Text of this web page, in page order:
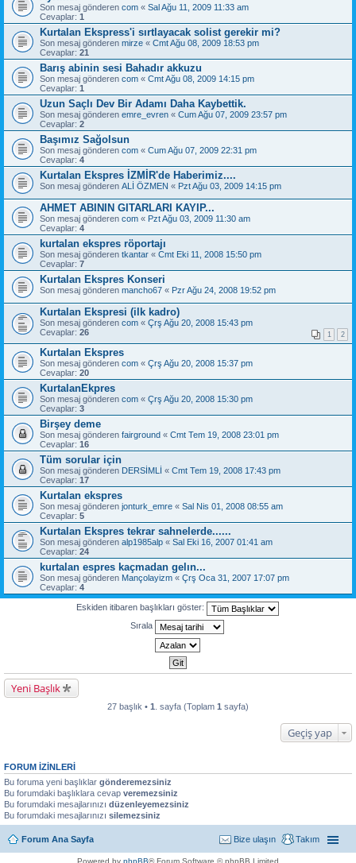
Son mesaj gönderen com « Sal Ağu 11, 2009 11:33 am
Cevaplar: 1
Kurtalan Ekspress'i sırtlayacak solist gerekir mi?
Son mesaj gönderen mirze « Cmt Ağu 08, 2009 18:53 pm
Cevaplar: 21
Barış abinin sesi Bahadır akkuzu
Son mesaj gönderen com « Cmt Ağu 08, 2009 14:15 pm
Cevaplar: 1
Uzun Saçlı Dev Bir Adamı Daha Kaybettik.
Son mesaj gönderen emre_evren « Cum Ağu 07, 2009 23:57 pm
Cevaplar: 2
Başımız Sağolsun
Son mesaj gönderen com « Cum Ağu 07, 2009 22:31 pm
Cevaplar: 4
Kurtalan Ekspres İZMİR'de Haberimiz....
Son mesaj gönderen ALİ ÖZMEN « Pzt Ağu 03, 2009 14:15 pm
AHMET ABININ GITARLARI KAYIP...
Son mesaj gönderen com « Pzt Ağu 03, 2009 11:30 am
Cevaplar: 4
kurtalan ekspres röportajı
Son mesaj gönderen tkantar « Cmt Eki 11, 2008 15:50 pm
Cevaplar: 7
Kurtalan Ekspres Konseri
Son mesaj gönderen mancho67 « Pzr Ağu 24, 2008 19:52 pm
Kurtalan Ekspresi (ilk kadro)
Son mesaj gönderen com « Çrş Ağu 20, 2008 15:43 pm
Cevaplar: 26 1 2
Kurtalan Ekspres
Son mesaj gönderen com « Çrş Ağu 20, 2008 15:37 pm
Cevaplar: 20
KurtalanEkpres
Son mesaj gönderen com « Çrş Ağu 20, 2008 15:30 pm
Cevaplar: 3
Birşey deme
Son mesaj gönderen fairground « Cmt Tem 19, 2008 23:01 pm
Cevaplar: 16
Tüm sorular için
Son mesaj gönderen DERSİMLİ « Cmt Tem 19, 2008 17:43 pm
Cevaplar: 17
Kurtalan ekspres
Son mesaj gönderen jonturk_emre « Sal Nis 01, 2008 08:55 am
Cevaplar: 5
Kurtalan Ekspres tekrar sahnelerde......
Son mesaj gönderen alp1985alp « Sal Eki 16, 2007 01:41 am
Cevaplar: 24
kurtalan espres kaçmadan gelın...
Son mesaj gönderen Mançolayizm « Çrş Oca 31, 2007 17:07 pm
Cevaplar: 4
Eskiden itibaren başlıkları göster:
Sırala
Yeni Başlık
27 başlık • 1 . sayfa (Toplam 1 sayfa)
Geçiş yap
FORUM IZINLERI
Bu foruma yeni başlıklar gönderemezsiniz
Bu forumdaki başlıklara cevap veremezsiniz
Bu forumdaki mesajlarınızı düzenleyemezsiniz
Bu forumdaki mesajlarınızı silemezsiniz
Forum Ana Sayfa Takım
Bize ulaşın
Powered by phpBB® Forum Software © phpBB Limited